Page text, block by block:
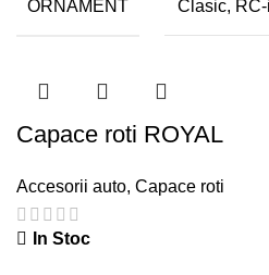
ORNAMENT Clasic,
Capace roti ROYAL
Accesorii auto, Capace roti
In Stoc